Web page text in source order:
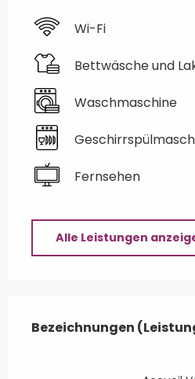
Wi-Fi
Bettwäsche und
Waschmaschine
Fernsehen
Alle Leistungen
Bezeichnungen
Bezeichnungen